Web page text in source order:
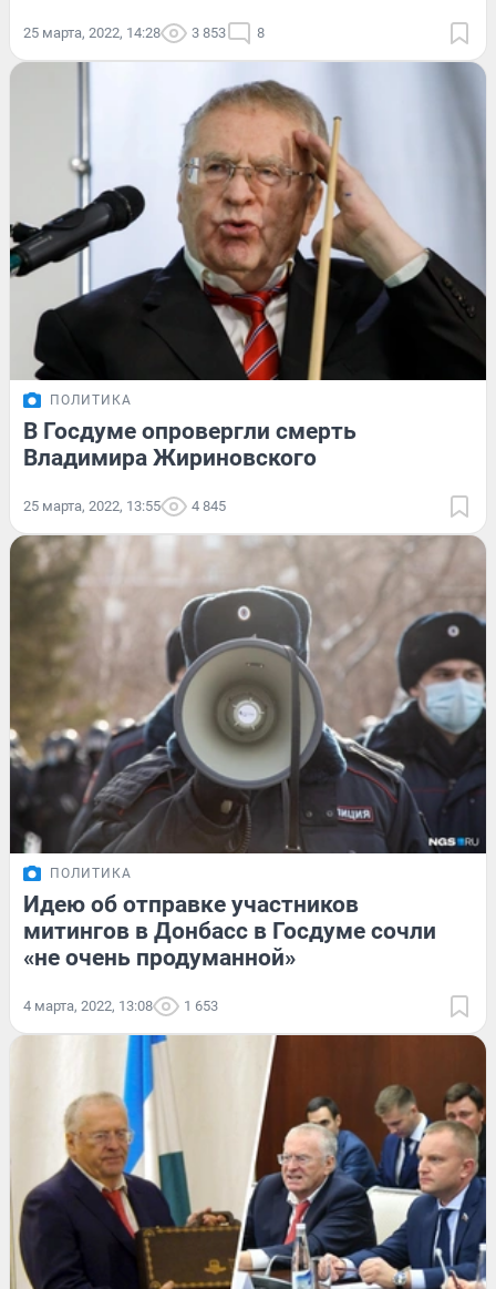
25 марта, 2022, 14:28 3 853 8
ПОЛИТИКА
В Госдуме опровергли смерть
Владимира Жириновского
25 марта, 2022, 13:55 4 845
ПОЛИТИКА
Идею об отправке участников
митингов в Донбасс в Госдуме сочли
«не очень продуманной»
4 марта, 2022, 13:08 1 653